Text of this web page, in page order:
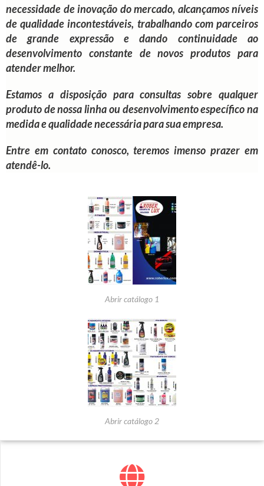
necessidade de inovação do mercado, alcançamos níveis
de qualidade incontestáveis, trabalhando com parceiros
de grande expressão e dando continuidade ao
desenvolvimento constante de novos produtos para
atender melhor.
Estamos a disposição para consultas sobre qualquer
produto de nossa linha ou desenvolvimento específico na
medida e qualidade necessária para sua empresa.
Entre em contato conosco, teremos imenso prazer em
atendê-lo.
Abrir catálogo 1
Abrir catálogo 2